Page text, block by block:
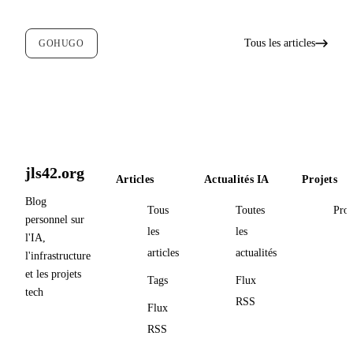
GOHUGO Tous les articles
jls42.org
Blog
personnel sur
l'IA,
l'infrastructure
et les projets
tech
Articles
Tous
les
articles
Tags
Flux
RSS
Actualités IA
Toutes
les
actualités
Flux
RSS
Projets